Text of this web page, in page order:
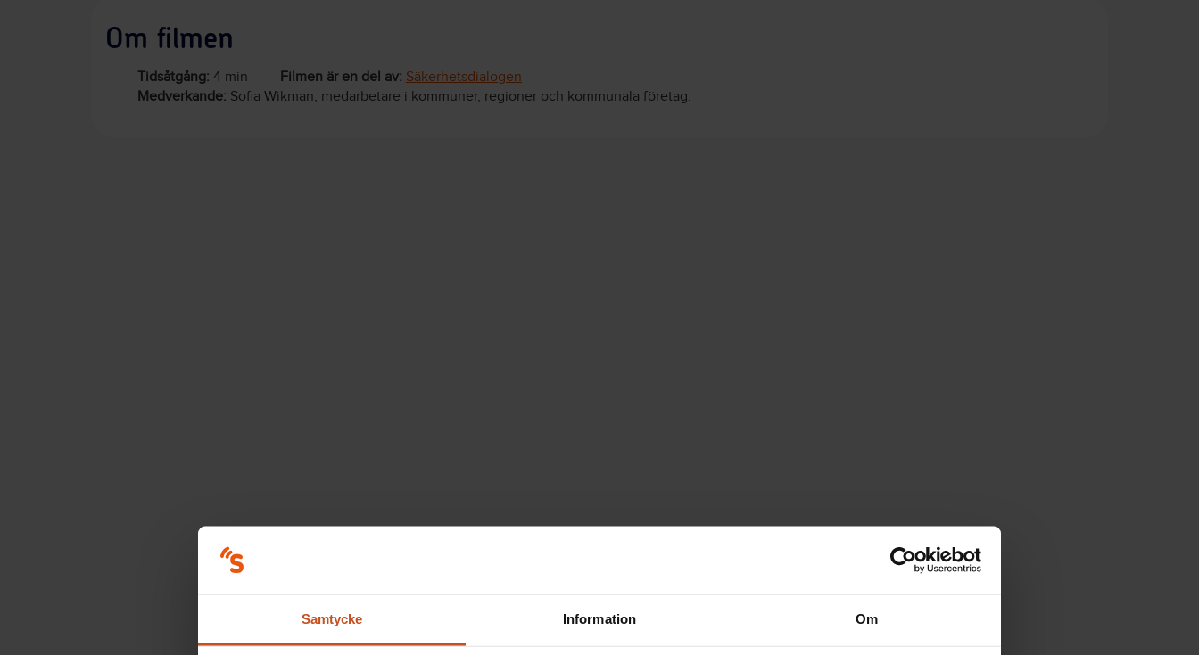
Samtycke Information Om
Om filmen
Tidsåtgång: 4 min Filmen är en del av: Säkerhetsdialogen
Medverkande: Sofia Wikman, medarbetare i kommuner, regioner och kommunala företag.